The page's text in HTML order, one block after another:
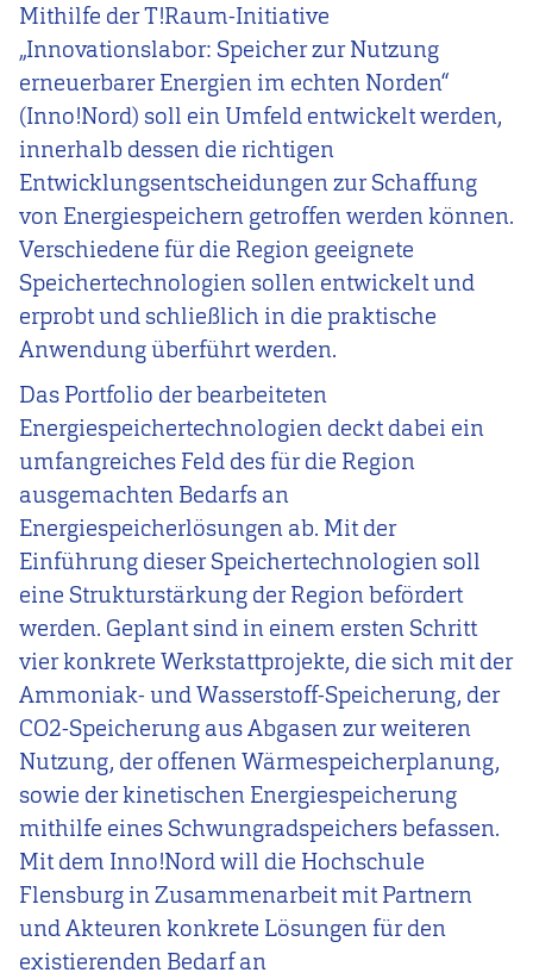
Mithilfe der T!Raum-Initiative
„Innovationslabor: Speicher zur Nutzung
erneuerbarer Energien im echten Norden“
(Inno!Nord) soll ein Umfeld entwickelt werden,
innerhalb dessen die richtigen
Entwicklungsentscheidungen zur Schaffung
von Energiespeichern getroffen werden können.
Verschiedene für die Region geeignete
Speichertechnologien sollen entwickelt und
erprobt und schließlich in die praktische
Anwendung überführt werden.
Das Portfolio der bearbeiteten
Energiespeichertechnologien deckt dabei ein
umfangreiches Feld des für die Region
ausgemachten Bedarfs an
Energiespeicherlösungen ab. Mit der
Einführung dieser Speichertechnologien soll
eine Strukturstärkung der Region befördert
werden. Geplant sind in einem ersten Schritt
vier konkrete Werkstattprojekte, die sich mit der
Ammoniak- und Wasserstoff-Speicherung, der
CO2-Speicherung aus Abgasen zur weiteren
Nutzung, der offenen Wärmespeicherplanung,
sowie der kinetischen Energiespeicherung
mithilfe eines Schwungradspeichers befassen.
Mit dem Inno!Nord will die Hochschule
Flensburg in Zusammenarbeit mit Partnern
und Akteuren konkrete Lösungen für den
existierenden Bedarf an